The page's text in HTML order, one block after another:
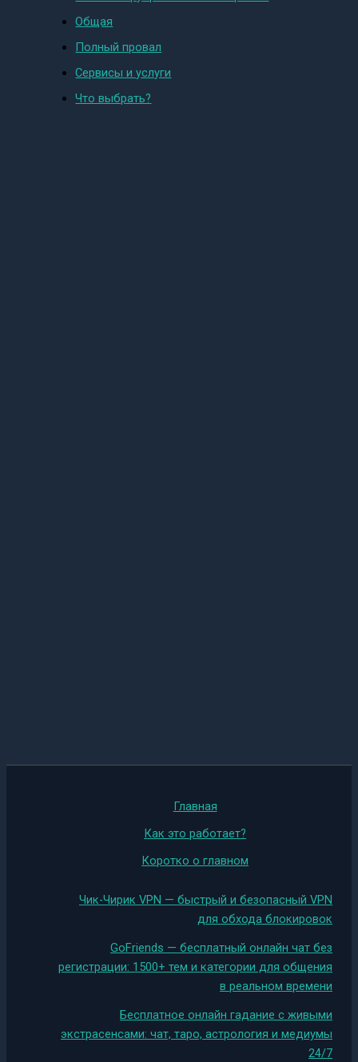
Общая
Полный провал
Сервисы и услуги
Что выбрать?
Главная
Как это работает?
Коротко о главном
Чик-Чирик VPN — быстрый и безопасный VPN
для обхода блокировок
GoFriends — бесплатный онлайн чат без
регистрации: 1500+ тем и категории для общения
в реальном времени
Бесплатное онлайн гадание с живыми
экстрасенсами: чат, таро, астрология и медиумы
24/7